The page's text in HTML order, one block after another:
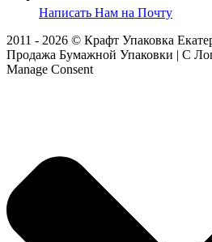
Написать Нам на Почту
2011 - 2026 © Крафт Упаковка
Продажа Бумажной Упаковки | С
Manage Consent